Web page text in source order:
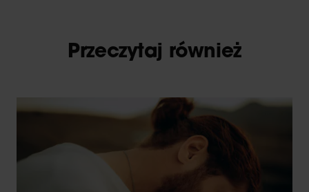
Przeczytaj również